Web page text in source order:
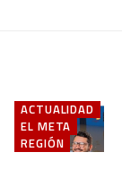
ACTUALIDAD
EL META
REGIÓN